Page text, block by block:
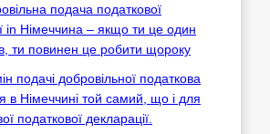
подача податкової
in Німеччина – якщо ти це один
ти повинен це робити щороку
подачі добровільної податкова
в Німеччині той самий, що і для
податкової декларації.